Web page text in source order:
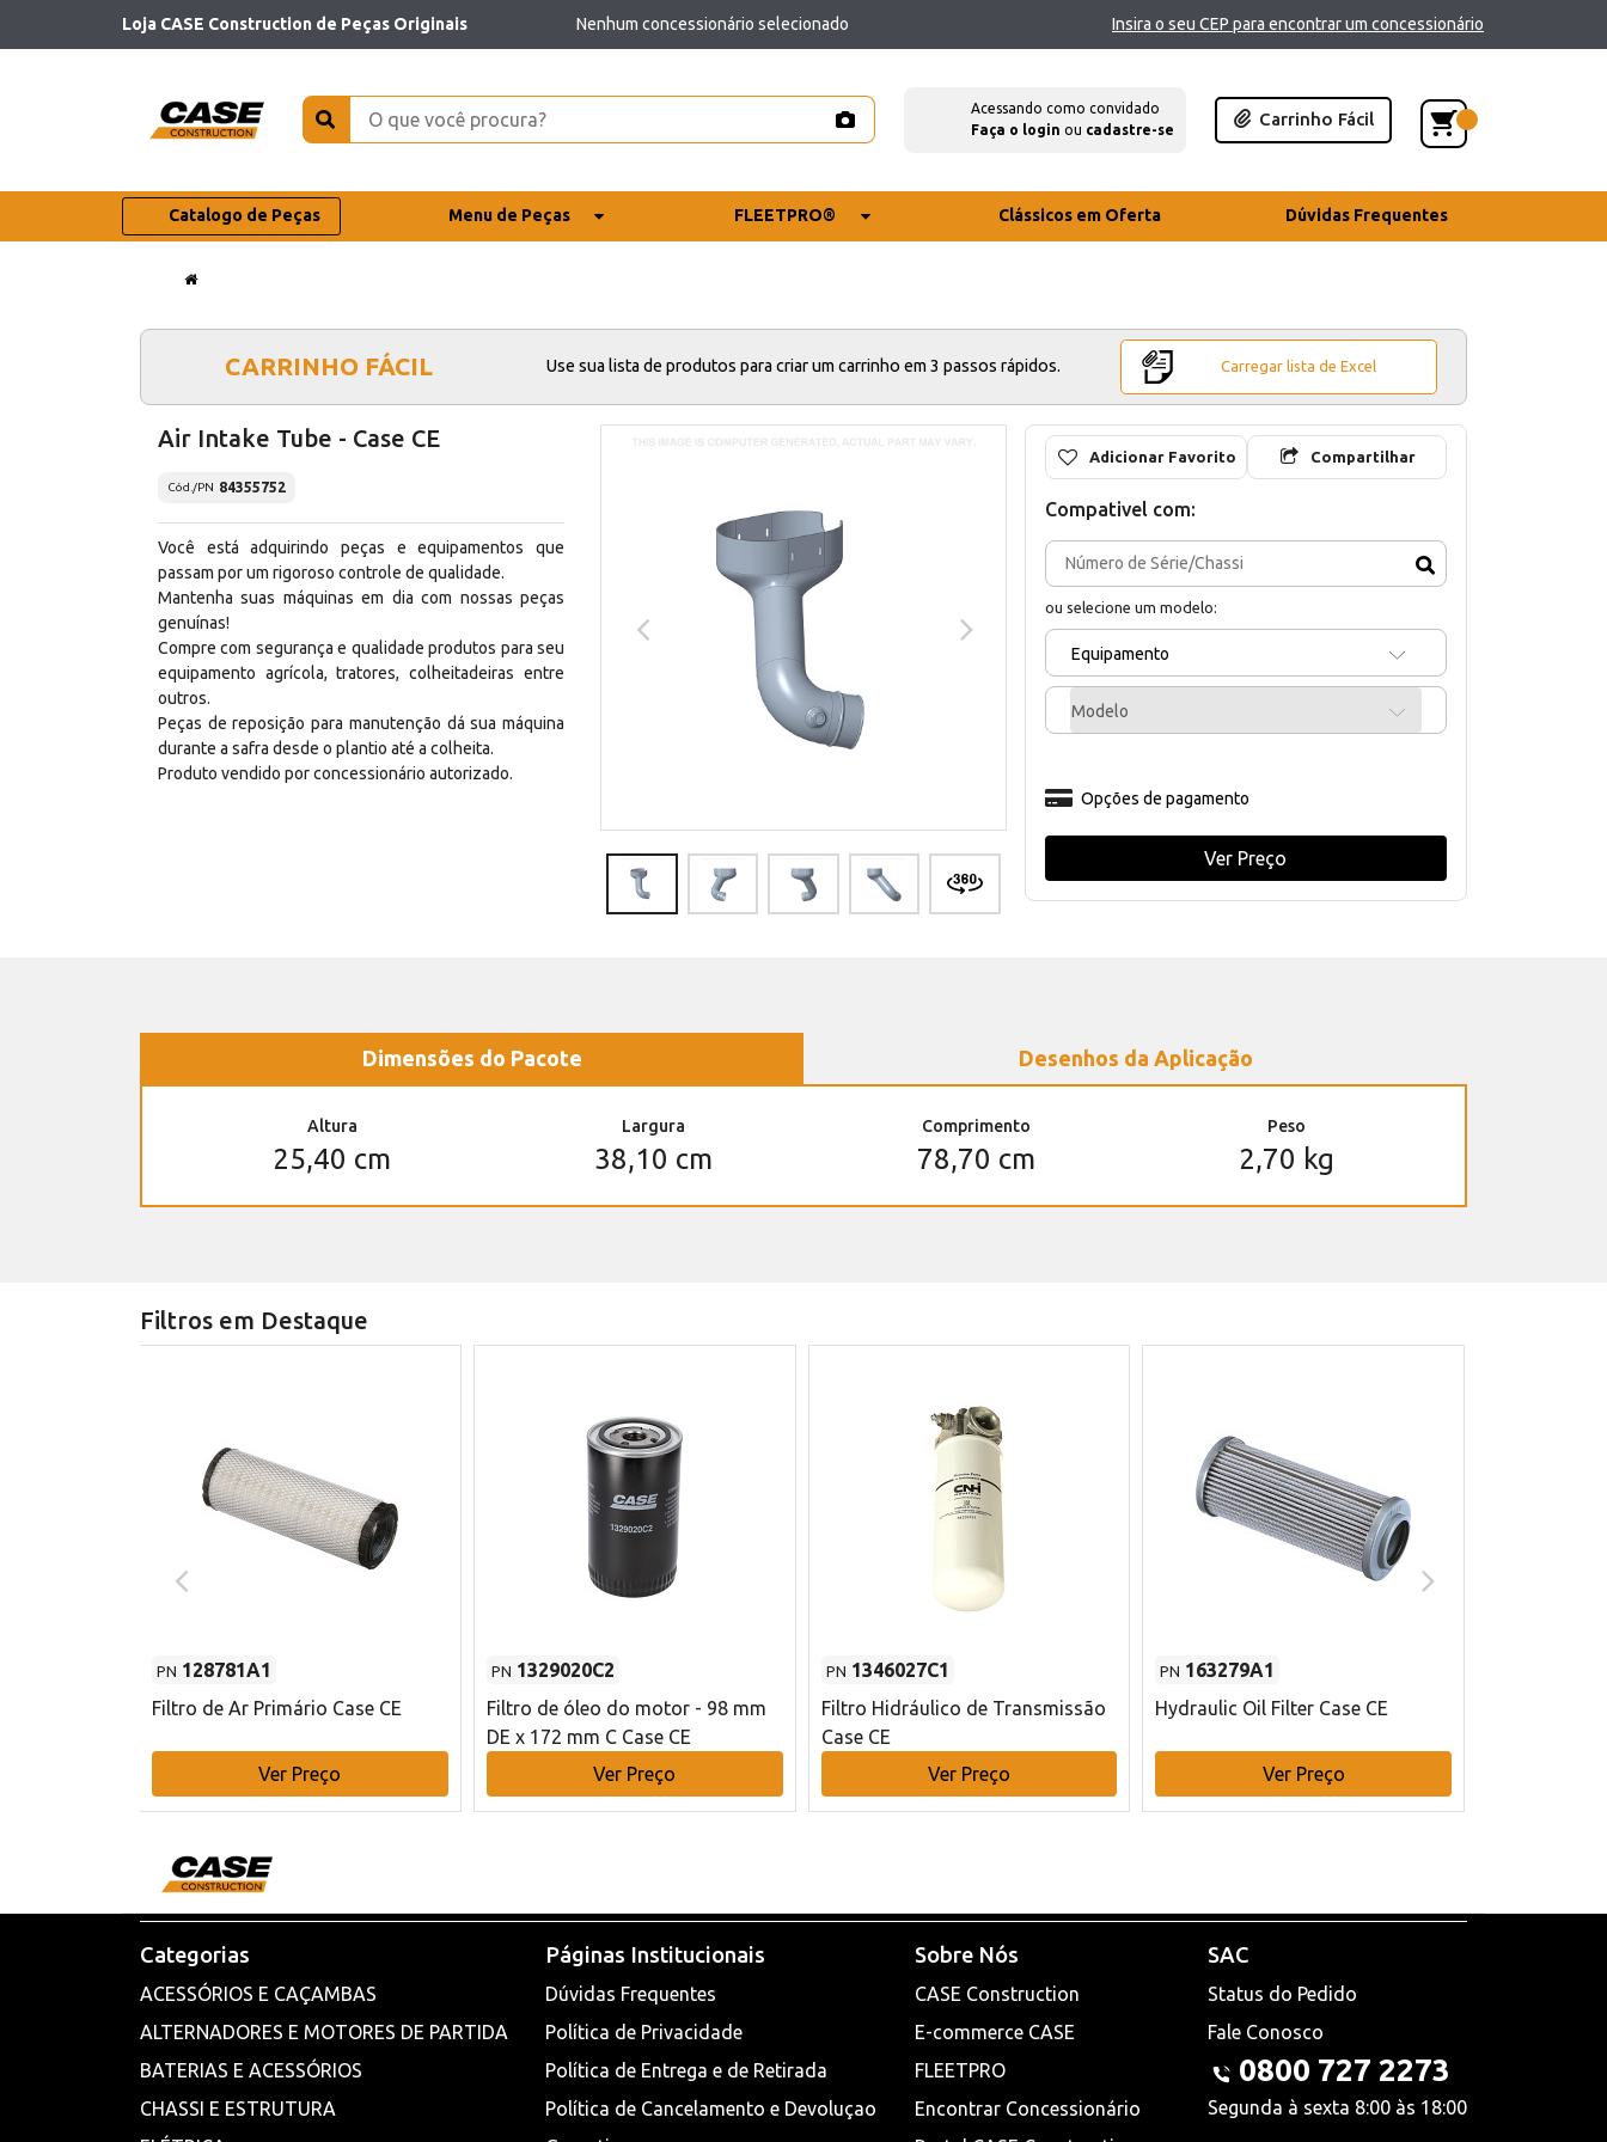
Loja CASE Construction de Peças Originais Nenhum concessionário selecionado Insira o seu CEP para encontrar um concessionário
Acessando como convidado
Faça o login ou cadastre-se
Carrinho Fácil
Catalogo de Peças Menu de Peças FLEETPRO® Clássicos em Oferta Dúvidas Frequentes
CARRINHO FÁCIL Use sua lista de produtos para criar um carrinho em 3 passos rápidos. Carregar lista de Excel
Air Intake Tube - Case CE
Cód./PN 84355752
Você está adquirindo peças e equipamentos que
passam por um rigoroso controle de qualidade.
Mantenha suas máquinas em dia com nossas peças
genuínas!
Compre com segurança e qualidade produtos para seu
equipamento agrícola, tratores, colheitadeiras entre
outros.
Peças de reposição para manutenção dá sua máquina
durante a safra desde o plantio até a colheita.
Produto vendido por concessionário autorizado.
Adicionar Favorito Compartilhar
Compativel com:
ou selecione um modelo:
Equipamento
Modelo
Opções de pagamento
Ver Preço
Dimensões do Pacote Desenhos da Aplicação
Altura
25,40 cm
Largura
38,10 cm
Comprimento
78,70 cm
Peso
2,70 kg
Filtros em Destaque
PN 128781A1
Filtro de Ar Primário Case CE
Ver Preço
PN 1329020C2
Filtro de óleo do motor - 98 mm
DE x 172 mm C Case CE
Ver Preço
PN 1346027C1
Filtro Hidráulico de Transmissão
Case CE
Ver Preço
PN 163279A1
Hydraulic Oil Filter Case CE
Ver Preço
Categorias
ACESSÓRIOS E CAÇAMBAS
ALTERNADORES E MOTORES DE PARTIDA
BATERIAS E ACESSÓRIOS
CHASSI E ESTRUTURA
Páginas Institucionais
Dúvidas Frequentes
Política de Privacidade
Política de Entrega e de Retirada
Política de Cancelamento e Devoluçao
Sobre Nós
CASE Construction
E-commerce CASE
FLEETPRO
Encontrar Concessionário
SAC
Status do Pedido
Fale Conosco
0800 727 2273
Segunda à sexta 8:00 às 18:00